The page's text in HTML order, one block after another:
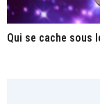
Qui se cache sous